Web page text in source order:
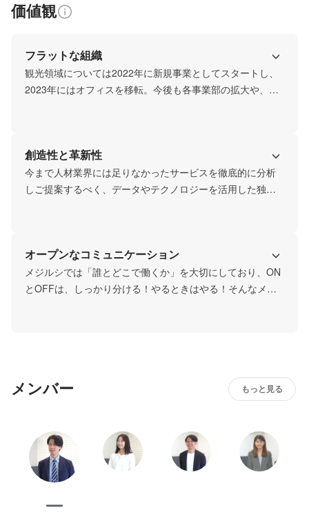
価値観
フラットな組織
観光領域については2022年に新規事業としてスタートし、
2023年にはオフィスを移転。今後も各事業部の拡大や、新
や新規事業への立ち上げ、マネジメント等を担当していた
だくなど、目指せるキャリアプランはさまざま。年齢や社
歴など関係なく、頑張った社員がきちんと評価され給与に
創造性と革新性
今まで人材業界には足りなかったサービスを徹底的に分析
しご提案するべく、データやテクノロジーを活用した独自
ます。今後も当社独自の採用DXや、コンサル知識などを活
かし、扱う職種・エリアの拡大を計画し、更なる事業拡大
を目指しています。
オープンなコミュニケーション
メジルシでは「誰とどこで働くか」を大切にしており、ON
とOFFは、しっかり分ける！やるときはやる！そんなメン
ています。
メンバー もっと見る